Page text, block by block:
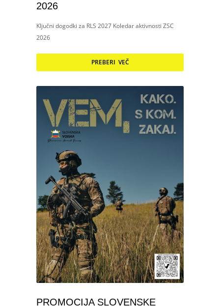
2026
Ključni dogodki za RLS 2027 Koledar aktivnosti ZSC
2026
PREBERI VEČ
PROMOCIJA SLOVENSKE